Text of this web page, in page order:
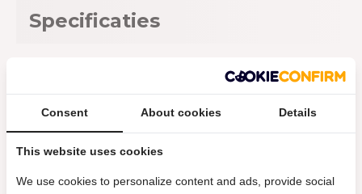
Specificaties
Ja
Draaggewicht planken: 50 kg
Consent About cookies Details
This website uses cookies
We use cookies to personalize content and ads, provide social